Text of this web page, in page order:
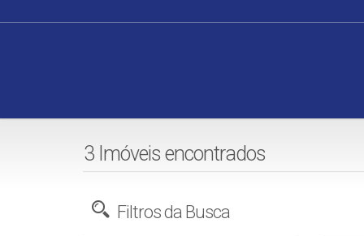
3 Imóveis encontrados
Filtros da Busca